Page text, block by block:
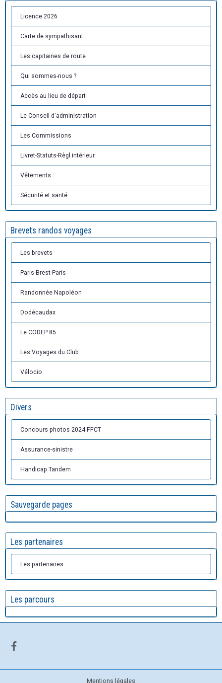
Licence 2026
Carte de sympathisant
Les capitaines de route
Qui sommes-nous ?
Accès au lieu de départ
Le Conseil d'administration
Les Commissions
Livret-Statuts-Règl.intérieur
Vêtements
Sécurité et santé
Brevets randos voyages
Les brevets
Paris-Brest-Paris
Randonnée Napoléon
Dodécaudax
Le CODEP 85
Les Voyages du Club
Vélocio
Divers
Concours photos 2024 FFCT
Assurance-sinistre
Handicap Tandem
Sauvegarde pages
Les partenaires
Les partenaires
Les parcours
Mentions légales